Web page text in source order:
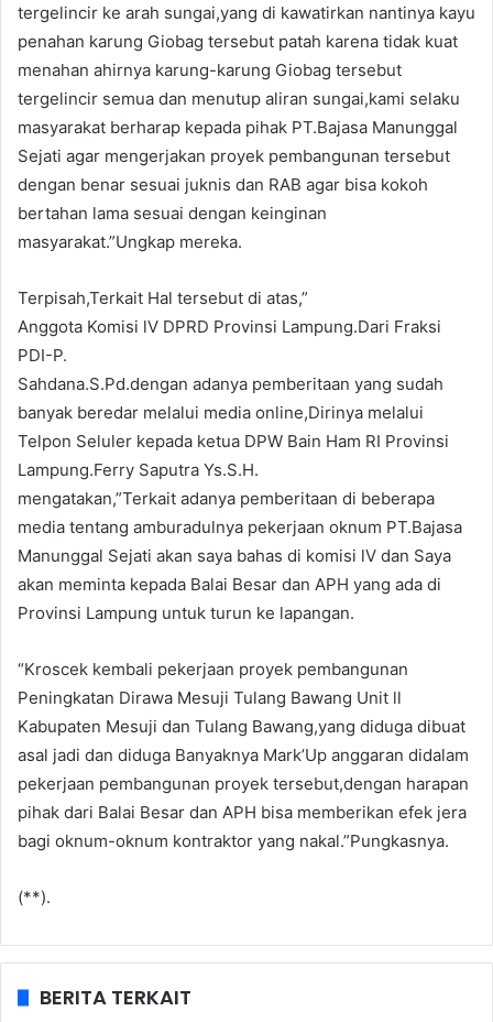
tergelincir ke arah sungai,yang di kawatirkan nantinya kayu
penahan karung Giobag tersebut patah karena tidak kuat
menahan ahirnya karung-karung Giobag tersebut
tergelincir semua dan menutup aliran sungai,kami selaku
masyarakat berharap kepada pihak PT.Bajasa Manunggal
Sejati agar mengerjakan proyek pembangunan tersebut
dengan benar sesuai juknis dan RAB agar bisa kokoh
bertahan lama sesuai dengan keinginan
masyarakat.”Ungkap mereka.
Terpisah,Terkait Hal tersebut di atas,”
Anggota Komisi lV DPRD Provinsi Lampung.Dari Fraksi
PDI-P.
Sahdana.S.Pd.dengan adanya pemberitaan yang sudah
banyak beredar melalui media online,Dirinya melalui
Telpon Seluler kepada ketua DPW Bain Ham RI Provinsi
Lampung.Ferry Saputra Ys.S.H.
mengatakan,”Terkait adanya pemberitaan di beberapa
media tentang amburadulnya pekerjaan oknum PT.Bajasa
Manunggal Sejati akan saya bahas di komisi lV dan Saya
akan meminta kepada Balai Besar dan APH yang ada di
Provinsi Lampung untuk turun ke lapangan.
“Kroscek kembali pekerjaan proyek pembangunan
Peningkatan Dirawa Mesuji Tulang Bawang Unit ll
Kabupaten Mesuji dan Tulang Bawang,yang diduga dibuat
asal jadi dan diduga Banyaknya Mark’Up anggaran didalam
pekerjaan pembangunan proyek tersebut,dengan harapan
pihak dari Balai Besar dan APH bisa memberikan efek jera
bagi oknum-oknum kontraktor yang nakal.”Pungkasnya.
(**).
BERITA TERKAIT